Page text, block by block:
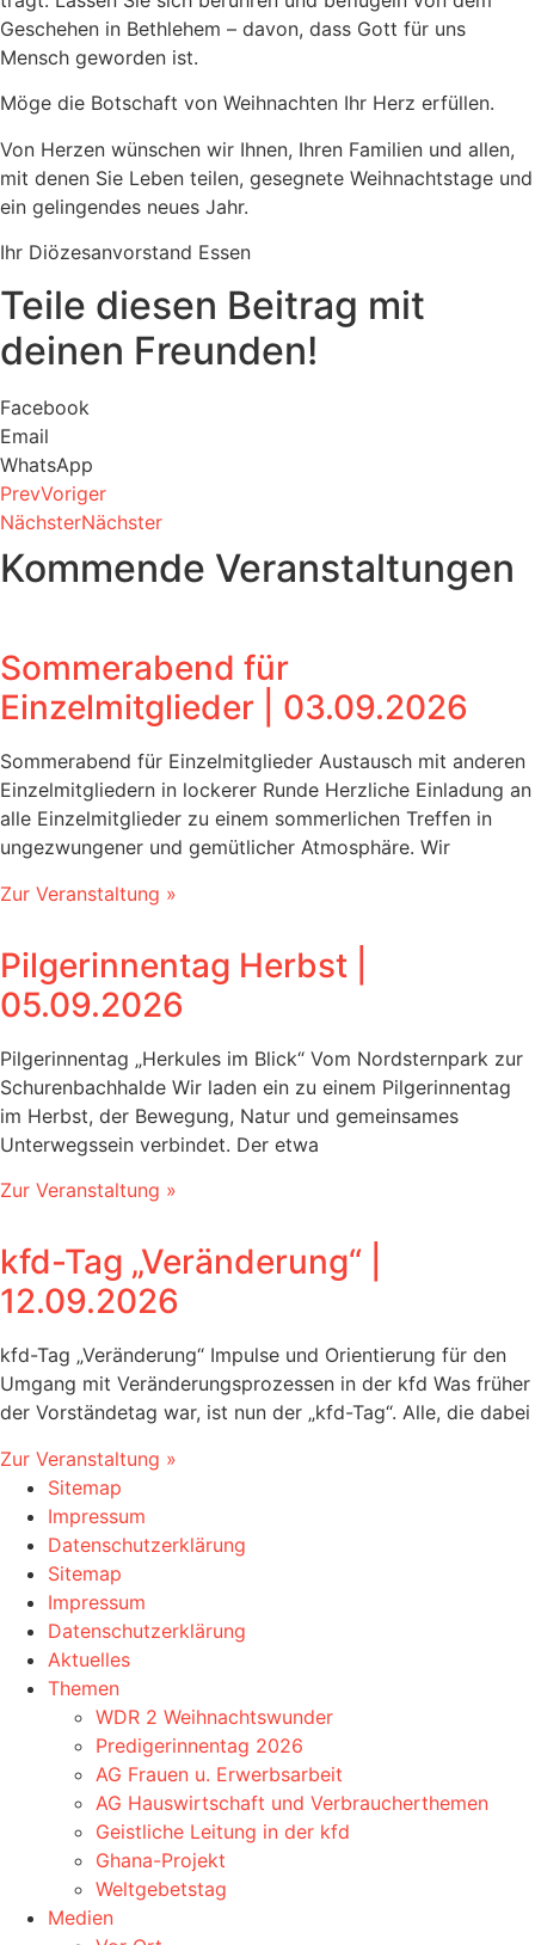
Geschehen in Bethlehem – davon, dass Gott für uns
Mensch geworden ist.
Möge die Botschaft von Weihnachten Ihr Herz erfüllen.
Von Herzen wünschen wir Ihnen, Ihren Familien und allen,
mit denen Sie Leben teilen, gesegnete Weihnachtstage und
ein gelingendes neues Jahr.
Ihr Diözesanvorstand Essen
Teile diesen Beitrag mit
deinen Freunden!
Facebook
Email
WhatsApp
PrevVoriger
NächsterNächster
Kommende Veranstaltungen
Sommerabend für
Einzelmitglieder | 03.09.2026
Sommerabend für Einzelmitglieder Austausch mit anderen
Einzelmitgliedern in lockerer Runde Herzliche Einladung an
alle Einzelmitglieder zu einem sommerlichen Treffen in
ungezwungener und gemütlicher Atmosphäre. Wir
Zur Veranstaltung »
Pilgerinnentag Herbst |
05.09.2026
Pilgerinnentag „Herkules im Blick“ Vom Nordsternpark zur
Schurenbachhalde Wir laden ein zu einem Pilgerinnentag
im Herbst, der Bewegung, Natur und gemeinsames
Unterwegssein verbindet. Der etwa
Zur Veranstaltung »
kfd-Tag „Veränderung“‎ |
12.09.2026
kfd-Tag „Veränderung“ Impulse und Orientierung für den
Umgang mit Veränderungsprozessen in der kfd Was früher
der Vorständetag war, ist nun der „kfd-Tag“. Alle, die dabei
Zur Veranstaltung »
Sitemap
Impressum
Datenschutzerklärung
Sitemap
Impressum
Datenschutzerklärung
Aktuelles
Themen
WDR 2 Weihnachtswunder
Predigerinnentag 2026
AG Frauen u. Erwerbsarbeit
AG Hauswirtschaft und Verbraucherthemen
Geistliche Leitung in der kfd
Ghana-Projekt
Weltgebetstag
Medien